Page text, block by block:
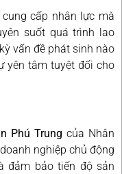
cấp nhân lực mà
suốt quá trình lao
vấn đề phát sinh nào
yên tâm tuyệt đối cho
Phú Trung của Nhân
nghiệp chủ động
đảm bảo tiến độ sản